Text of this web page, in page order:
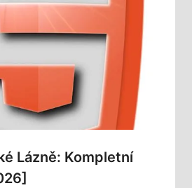
Lázně: Kompletní